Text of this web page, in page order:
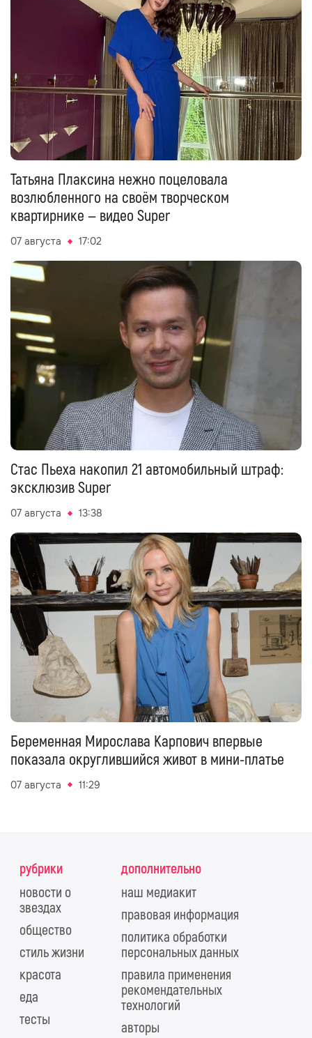
Татьяна Плаксина нежно поцеловала
возлюбленного на своём творческом
квартирнике — видео Super
07 августа 17:02
Стас Пьеха накопил 21 автомобильный штраф:
эксклюзив Super
07 августа 13:38
Беременная Мирослава Карпович впервые
показала округлившийся живот в мини-платье
07 августа 11:29
рубрики
новости о
звездах
общество
стиль жизни
красота
еда
тесты
дополнительно
наш медиакит
правовая информация
политика обработки
персональных данных
правила применения
рекомендательных
технологий
авторы